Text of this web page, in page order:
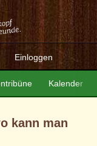
Einloggen
Kalender
kann man